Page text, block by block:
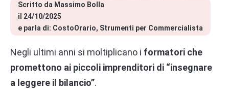
Scritto da Massimo Bolla
il 24/10/2025
e parla di: CostoOrario Strumenti per Commercialista
Negli ultimi anni si moltiplicano i formatori che
promettono ai piccoli imprenditori di “insegnare
a leggere il bilancio”.